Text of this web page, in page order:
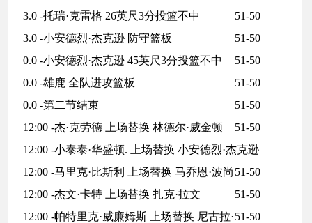
3.0 -托瑞·克雷格 26英尺3分投篮不中
51-50
3.0 -小安德烈·杰克逊 防守篮板
51-50
0.0 -小安德烈·杰克逊 45英尺3分投篮不中
51-50
0.0 -雄鹿 全队进攻篮板
51-50
0.0 -第二节结束
51-50
12:00 -杰·克劳德 上场替换 林德尔·威金顿
51-50
12:00 -小泰泰·华盛顿. 上场替换 小安德烈·杰克逊
51-50
12:00 -马里克·比斯利 上场替换 马乔恩·波尚
51-50
12:00 -杰文·卡特 上场替换 扎克·拉文
51-50
12:00 -帕特里克·威廉姆斯 上场替换 尼古拉·